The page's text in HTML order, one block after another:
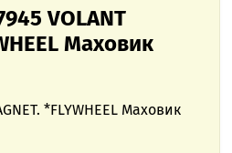
VOLANT
Маховик
*FLYWHEEL Маховик